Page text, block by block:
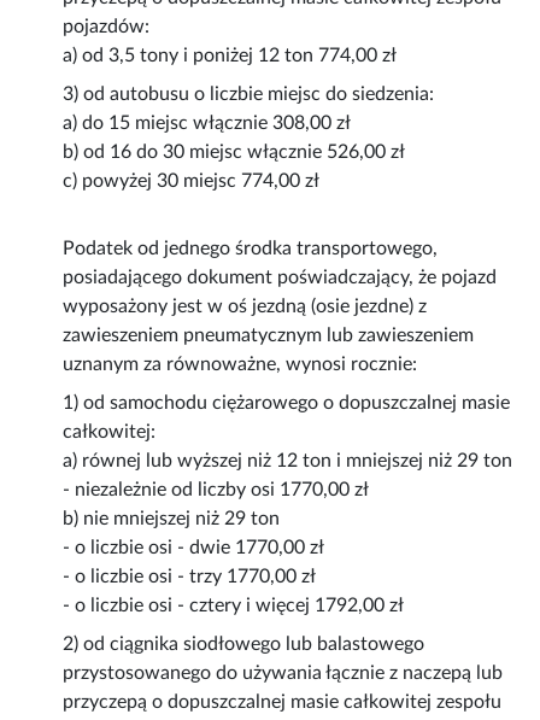
pojazdów:
a) od 3,5 tony i poniżej 12 ton 774,00 zł
3) od autobusu o liczbie miejsc do siedzenia:
a) do 15 miejsc włącznie 308,00 zł
b) od 16 do 30 miejsc włącznie 526,00 zł
c) powyżej 30 miejsc 774,00 zł
Podatek od jednego środka transportowego,
posiadającego dokument poświadczający, że pojazd
wyposażony jest w oś jezdną (osie jezdne) z
zawieszeniem pneumatycznym lub zawieszeniem
uznanym za równoważne, wynosi rocznie:
1) od samochodu ciężarowego o dopuszczalnej masie
całkowitej:
a) równej lub wyższej niż 12 ton i mniejszej niż 29 ton
- niezależnie od liczby osi 1770,00 zł
b) nie mniejszej niż 29 ton
- o liczbie osi - dwie 1770,00 zł
- o liczbie osi - trzy 1770,00 zł
- o liczbie osi - cztery i więcej 1792,00 zł
2) od ciągnika siodłowego lub balastowego
przystosowanego do używania łącznie z naczepą lub
przyczepą o dopuszczalnej masie całkowitej zespołu